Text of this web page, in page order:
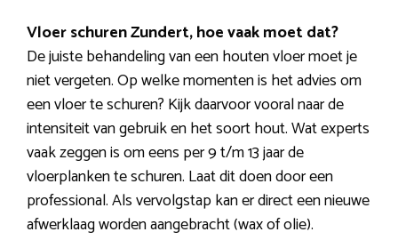
Vloer schuren Zundert, hoe vaak moet dat?
De juiste behandeling van een houten vloer moet je
niet vergeten. Op welke momenten is het advies om
een vloer te schuren? Kijk daarvoor vooral naar de
intensiteit van gebruik en het soort hout. Wat experts
vaak zeggen is om eens per 9 t/m 13 jaar de
vloerplanken te schuren. Laat dit doen door een
professional. Als vervolgstap kan er direct een nieuwe
afwerklaag worden aangebracht (wax of olie).